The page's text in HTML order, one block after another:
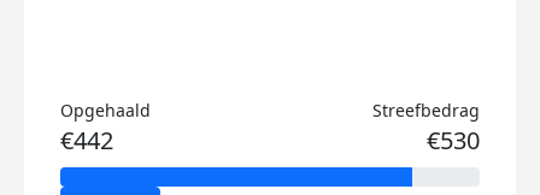
Opgehaald
€442
Streefbedrag
€530